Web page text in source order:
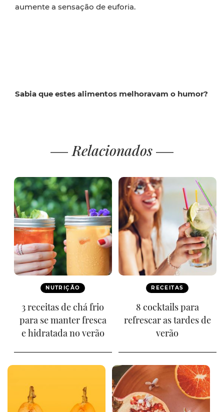
aumente a sensação de euforia.
Sabia que estes alimentos melhoravam o humor?
Relacionados
NUTRIÇÃO
3 receitas de chá frio
para se manter fresca
e hidratada no verão
RECEITAS
8 cocktails para
refrescar as tardes de
verão